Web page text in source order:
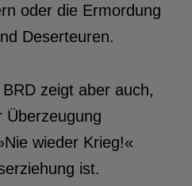
oder die Ermordung
Deserteuren.
zeigt aber auch,
Überzeugung
wieder Krieg!«
ist.